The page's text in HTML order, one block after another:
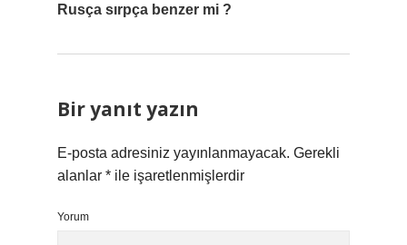
Rusça sırpça benzer mi ?
Bir yanıt yazın
E-posta adresiniz yayınlanmayacak. Gerekli
alanlar * ile işaretlenmişlerdir
Yorum